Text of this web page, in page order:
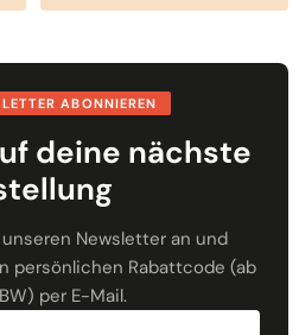
ABONNIEREN
deine nächste
Newsletter an und
persönlichen Rabattcode (ab
per E-Mail.